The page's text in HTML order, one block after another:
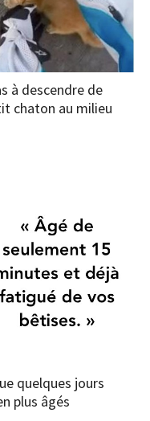
à descendre de
chaton au milieu
quelques jours
plus âgés